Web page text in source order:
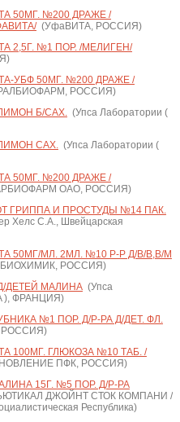
50МГ. №200 ДРАЖЕ /
(УфаВИТА, РОССИЯ)
2,5Г. №1 ПОР. /МЕЛИГЕН/
УБФ 50МГ. №200 ДРАЖЕ /
РОССИЯ)
Б/САХ.(Упса Лаборатории (
САХ.(Упса Лаборатории (
50МГ. №200 ДРАЖЕ /
ОАО, РОССИЯ)
ГРИППА И ПРОСТУДЫ №14 ПАК.
Хелс С.А., Швейцарская
50МГ/МЛ. 2МЛ. №10 Р-Р Д/В/В,В/М
РОССИЯ)
ДЕТЕЙ МАЛИНА(Упса
), ФРАНЦИЯ)
№1 ПОР. Д/Р-РА Д/ДЕТ. ФЛ.
100МГ. ГЛЮКОЗА №10 ТАБ. /
ПФК, РОССИЯ)
15Г. №5 ПОР. Д/Р-РА
ДЖОЙНТ СТОК КОМПАНИ /
Республика)